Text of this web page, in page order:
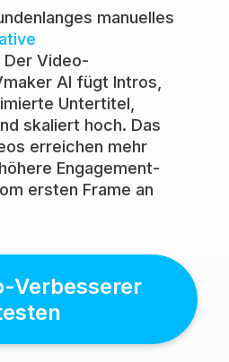
manuelles
Der Video-
AI fügt Intros,
Untertitel,
skaliert hoch. Das
erreichen mehr
Engagement-
ersten Frame an
Verbesserer